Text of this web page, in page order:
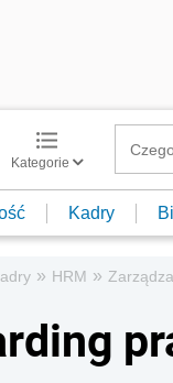
Kategorie
Kadry
» HRM »